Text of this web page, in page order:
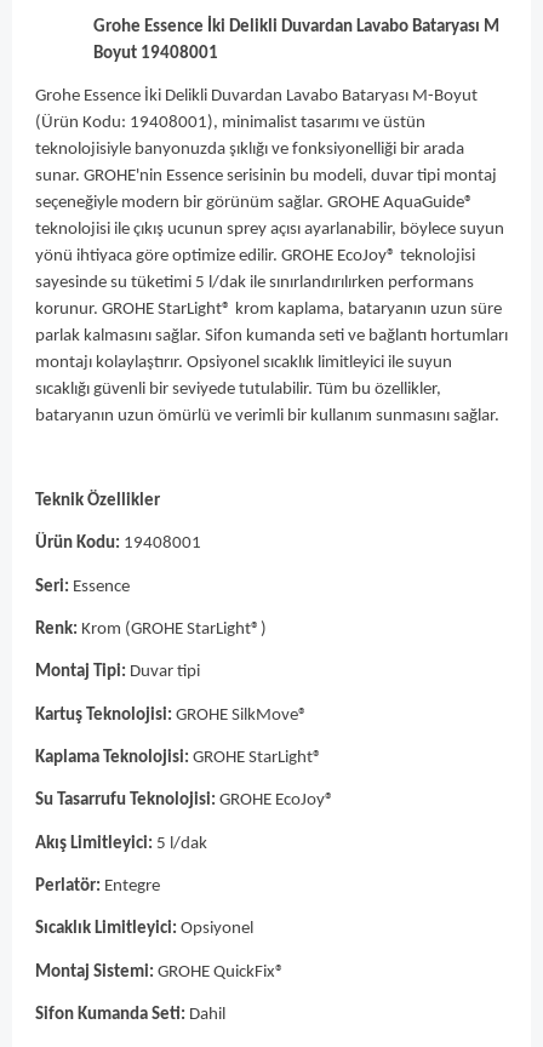
Grohe Essence İki Delikli Duvardan Lavabo Bataryası M
Boyut 19408001
Grohe Essence İki Delikli Duvardan Lavabo Bataryası M-Boyut
(Ürün Kodu: 19408001), minimalist tasarımı ve üstün
teknolojisiyle banyonuzda şıklığı ve fonksiyonelliği bir arada
sunar. GROHE'nin Essence serisinin bu modeli, duvar tipi montaj
seçeneğiyle modern bir görünüm sağlar. GROHE AquaGuide®
teknolojisi ile çıkış ucunun sprey açısı ayarlanabilir, böylece suyun
yönü ihtiyaca göre optimize edilir. GROHE EcoJoy® teknolojisi
sayesinde su tüketimi 5 l/dak ile sınırlandırılırken performans
korunur. GROHE StarLight® krom kaplama, bataryanın uzun süre
parlak kalmasını sağlar. Sifon kumanda seti ve bağlantı hortumları
montajı kolaylaştırır. Opsiyonel sıcaklık limitleyici ile suyun
sıcaklığı güvenli bir seviyede tutulabilir. Tüm bu özellikler,
bataryanın uzun ömürlü ve verimli bir kullanım sunmasını sağlar.
Teknik Özellikler
Ürün Kodu: 19408001
Seri: Essence
Renk: Krom (GROHE StarLight®)
Montaj Tipi: Duvar tipi
Kartuş Teknolojisi: GROHE SilkMove®
Kaplama Teknolojisi: GROHE StarLight®
Su Tasarrufu Teknolojisi: GROHE EcoJoy®
Akış Limitleyici: 5 l/dak
Perlatör: Entegre
Sıcaklık Limitleyici: Opsiyonel
Montaj Sistemi: GROHE QuickFix®
Sifon Kumanda Seti: Dahil